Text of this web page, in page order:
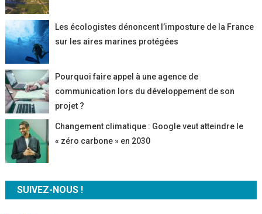
Les écologistes dénoncent l’imposture de la France
sur les aires marines protégées
Pourquoi faire appel à une agence de
communication lors du développement de son
projet ?
Changement climatique : Google veut atteindre le
« zéro carbone » en 2030
SUIVEZ-NOUS !